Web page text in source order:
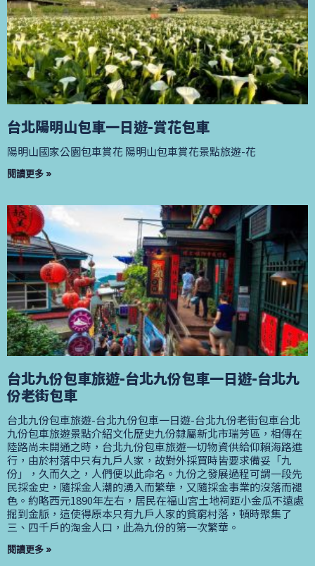
台北陽明山包車一日遊-賞花包車
陽明山國家公園包車賞花 陽明山包車賞花景點旅遊-花
閱讀更多 »
台北九份包車旅遊-台北九份包車一日遊-台北九
份老街包車
台北九份包車旅遊-台北九份包車一日遊-台北九份老街包車台北
九份包車旅遊景點介紹文化歷史九份隸屬新北市瑞芳區，相傳在
陸路尚未開通之時，台北九份包車旅遊一切物資供給仰賴海路進
行，由於村落中只有九戶人家，故對外採買時皆要求備妥「九
份」，久而久之，人們便以此命名。九份之發展過程可謂一段先
民採金史，隨採金人潮的湧入而繁華，又隨採金事業的沒落而褪
色。約略西元1890年左右，居民在福山宮土地祠距小金瓜不遠處
掘到金脈，這使得原本只有九戶人家的貧窮村落，頓時聚集了
三、四千戶的淘金人口，此為九份的第一次繁華。
閱讀更多 »